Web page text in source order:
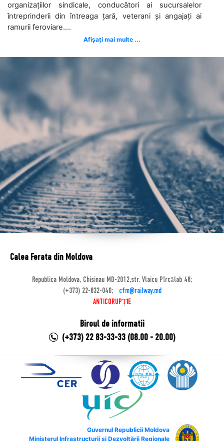
organizațiilor sindicale, conducători ai sucursalelor
întreprinderii din întreaga țară, veterani și angajați ai
ramurii feroviare....
Afișați mai multe ...
Calea Ferata din Moldova
Republica Moldova, Chisinau MD-2012,str. Vlaicu Pîrcălab 48;
(+373) 22-832-040;
cfm@railway.md
ANTICORUPȚIE
Biroul de informatii
(+373) 22 83-33-33 (08.00 - 20.00)
Guvernul Republicii Moldova
Ministerul Infrastructurii și Dezvoltării Regionale